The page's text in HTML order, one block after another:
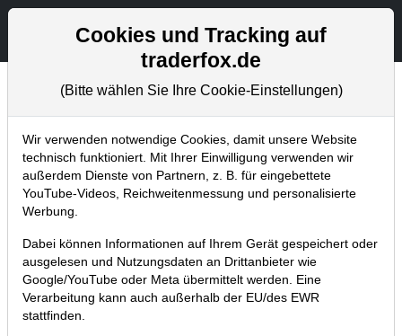
Aktien- und Artikelsuche
Aktuelles
Home Blog Aktuelles
Umschichtungen in 4 TraderFox-
Indizes: Diese Aktien kommen rein
bzw. fliegen raus!
28.12.2016 um 23:57 Uhr | TraderFox GmbH
Cookies und Tracking auf
traderfox.de
(Bitte wählen Sie Ihre Cookie-Einstellungen)
Wir verwenden notwendige Cookies, damit unsere Website
technisch funktioniert. Mit Ihrer Einwilligung verwenden wir
außerdem Dienste von Partnern, z. B. für eingebettete
YouTube-Videos, Reichweitenmessung und personalisierte
Werbung.
Dabei können Informationen auf Ihrem Gerät gespeichert oder
ausgelesen und Nutzungsdaten an Drittanbieter wie
Google/YouTube oder Meta übermittelt werden. Eine
Verarbeitung kann auch außerhalb der EU/des EWR
stattfinden.